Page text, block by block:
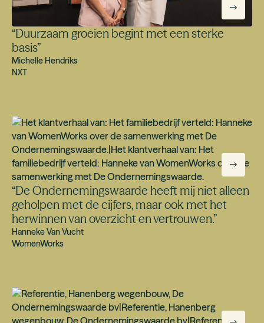
“Duurzaam groeien begint met een sterke
basis”
Michelle Hendriks
NXT
“De Ondernemingswaarde heeft mij niet alleen
geholpen met de cijfers, maar ook met het
herwinnen van overzicht en vertrouwen.”
Hanneke Van Vucht
WomenWorks